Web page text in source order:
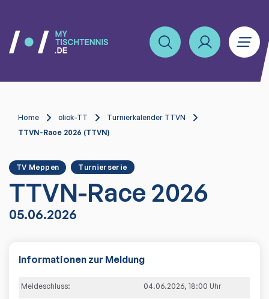
Home click-TT
Turnierkalender TTVN
TTVN-Race 2026 (TTVN)
TV Meppen Turnierserie
TTVN-Race 2026
05.06.2026
Informationen zur Meldung
Meldeschluss: 04.06.2026, 18:00 Uhr